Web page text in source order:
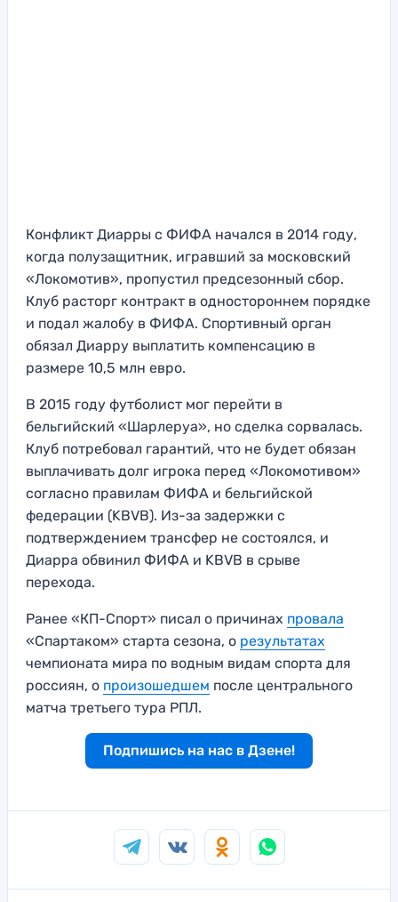
Конфликт Диарры с ФИФА начался в 2014 году,
когда полузащитник, игравший за московский
«Локомотив», пропустил предсезонный сбор.
Клуб расторг контракт в одностороннем порядке
и подал жалобу в ФИФА. Спортивный орган
обязал Диарру выплатить компенсацию в
размере 10,5 млн евро.
В 2015 году футболист мог перейти в
бельгийский «Шарлеруа», но сделка сорвалась.
Клуб потребовал гарантий, что не будет обязан
выплачивать долг игрока перед «Локомотивом»
согласно правилам ФИФА и бельгийской
федерации (KBVB). Из-за задержки с
подтверждением трансфер не состоялся, и
Диарра обвинил ФИФА и KBVB в срыве
перехода.
Ранее «КП-Спорт» писал о причинах провала
«Спартаком» старта сезона, о результатах
чемпионата мира по водным видам спорта для
россиян, о произошедшем после центрального
матча третьего тура РПЛ.
Подпишись на нас в Дзене!